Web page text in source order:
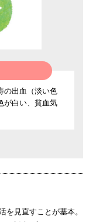
の出血（淡い色
が白い、貧血気
を見直すことが基本。